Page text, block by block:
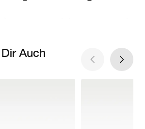
Auch